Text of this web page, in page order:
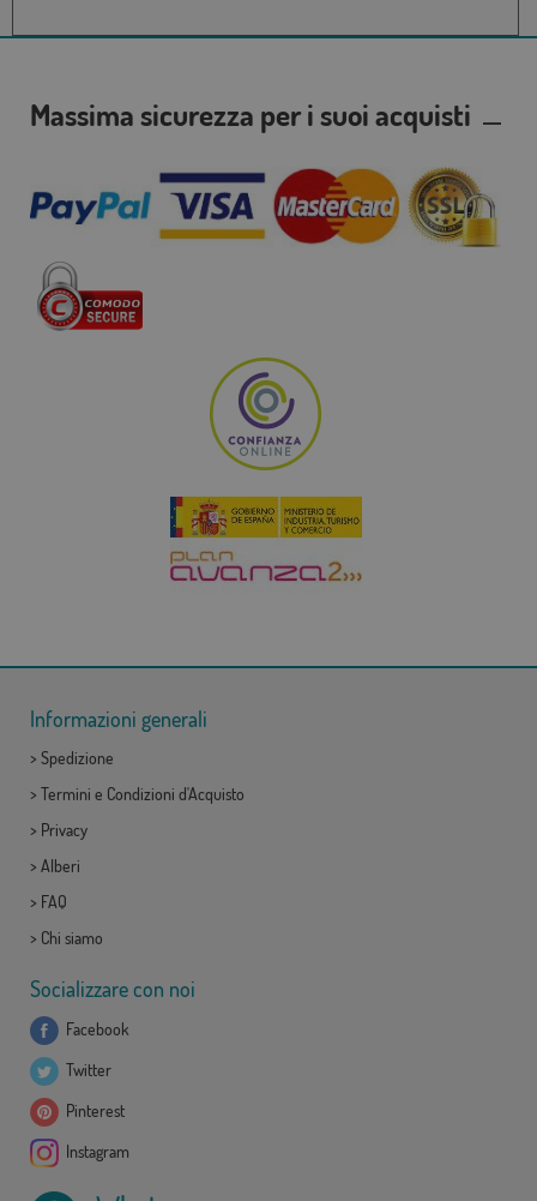
Massima sicurezza per i suoi acquisti
Informazioni generali
> Spedizione
> Termini e Condizioni d'Acquisto
> Privacy
> Alberi
> FAQ
> Chi siamo
Socializzare con noi
Facebook
Twitter
Pinterest
Instagram